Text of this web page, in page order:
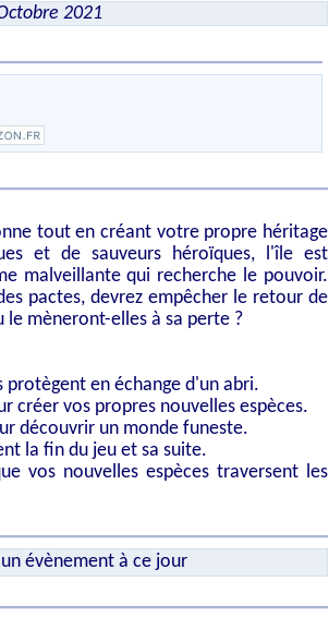
2021
tout en créant votre propre héritage
et de sauveurs héroïques, l'île est
malveillante qui recherche le pouvoir.
pactes, devrez empêcher le retour de
le mèneront-elles à sa perte ?
protègent en échange d'un abri.
créer vos propres nouvelles espèces.
découvrir un monde funeste.
la fin du jeu et sa suite.
vos nouvelles espèces traversent les
évènement à ce jour